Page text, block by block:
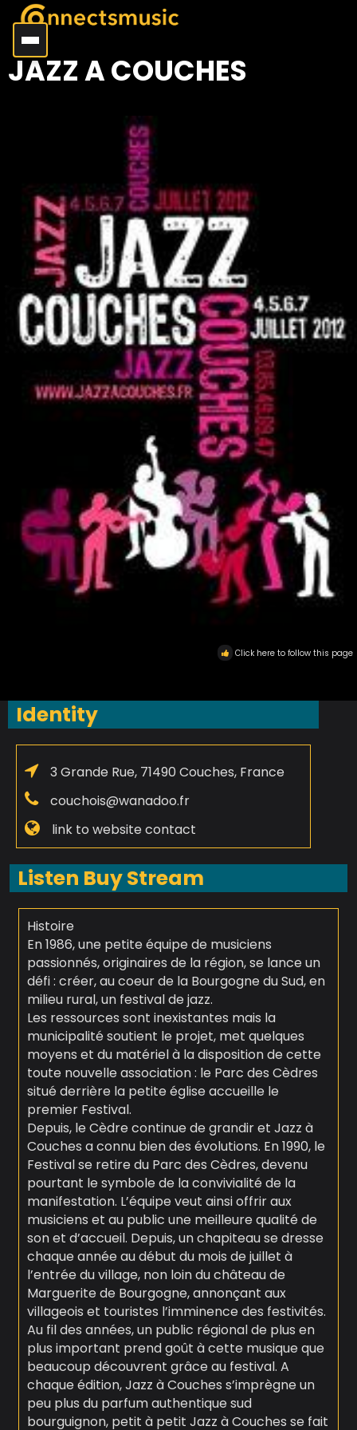
JAZZ A COUCHES
Click here to follow this page
Identity
3 Grande Rue, 71490 Couches, France
couchois@wanadoo.fr
link to website contact
Listen Buy Stream
Histoire
En 1986, une petite équipe de musiciens
passionnés, originaires de la région, se lance un
défi : créer, au coeur de la Bourgogne du Sud, en
milieu rural, un festival de jazz.
Les ressources sont inexistantes mais la
municipalité soutient le projet, met quelques
moyens et du matériel à la disposition de cette
toute nouvelle association : le Parc des Cèdres
situé derrière la petite église accueille le
premier Festival.
Depuis, le Cèdre continue de grandir et Jazz à
Couches a connu bien des évolutions. En 1990, le
Festival se retire du Parc des Cèdres, devenu
pourtant le symbole de la convivialité de la
manifestation. L’équipe veut ainsi offrir aux
musiciens et au public une meilleure qualité de
son et d’accueil. Depuis, un chapiteau se dresse
chaque année au début du mois de juillet à
l’entrée du village, non loin du château de
Marguerite de Bourgogne, annonçant aux
villageois et touristes l’imminence des festivités.
Au fil des années, un public régional de plus en
plus important prend goût à cette musique que
beaucoup découvrent grâce au festival. A
chaque édition, Jazz à Couches s’imprègne un
peu plus du parfum authentique sud
bourguignon, petit à petit Jazz à Couches se fait